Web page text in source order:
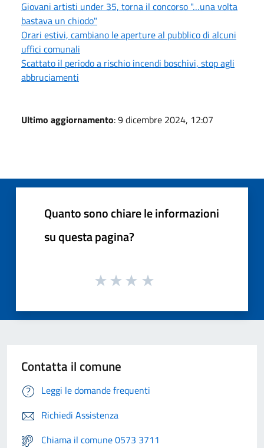
Giovani artisti under 35, torna il concorso "…una volta
bastava un chiodo"
Orari estivi, cambiano le aperture al pubblico di alcuni
uffici comunali
Scattato il periodo a rischio incendi boschivi, stop agli
abbruciamenti
Ultimo aggiornamento: 9 dicembre 2024, 12:07
Quanto sono chiare le informazioni
su questa pagina?
Contatta il comune
Leggi le domande frequenti
Richiedi Assistenza
Chiama il comune 0573 3711